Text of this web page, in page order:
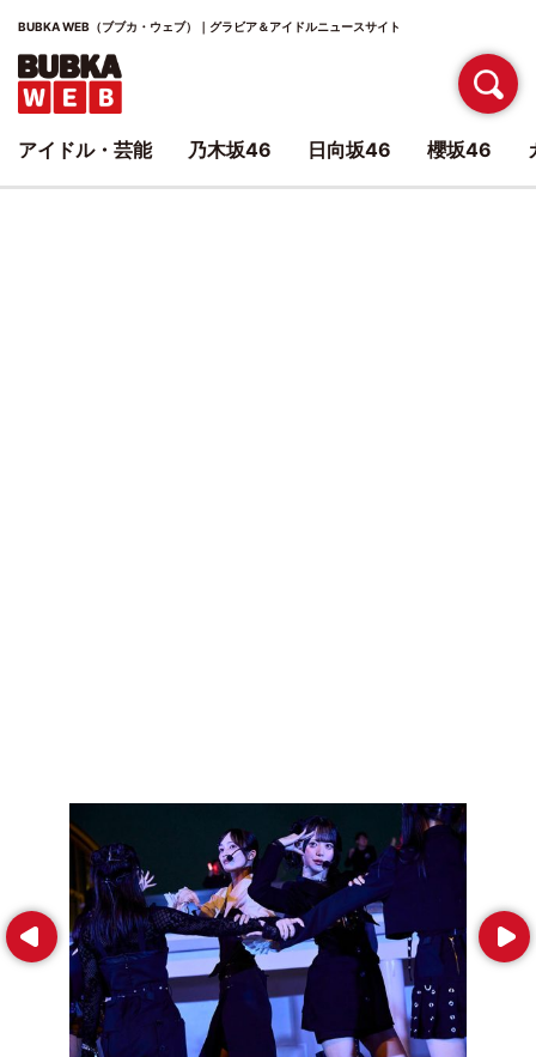
BUBKA WEB（ブブカ・ウェブ）｜グラビア＆アイドルニュースサイト
Prev Next
アイドル・芸能 乃木坂46 日向坂46 櫻坂46